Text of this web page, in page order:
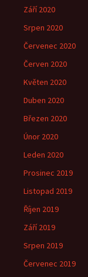
Září 2020
Srpen 2020
Červenec 2020
Červen 2020
Květen 2020
Duben 2020
Březen 2020
Únor 2020
Leden 2020
Prosinec 2019
Listopad 2019
Říjen 2019
Září 2019
Srpen 2019
Červenec 2019